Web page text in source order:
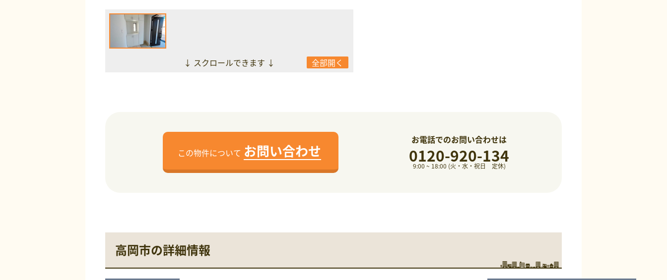
↓ スクロールできます ↓ 全部開く
この物件について お問い合わせ
お電話でのお問い合わせは
0120-920-134
9:00 ~ 18:00 (火・水・祝日 定休)
高岡市の詳細情報